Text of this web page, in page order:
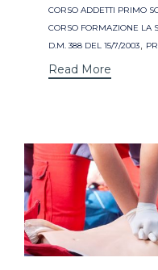
CORSO ADDETTI PRIMO
CORSO FORMAZIONE LA
D.M. 388 DEL 15/7/2003,
Read More